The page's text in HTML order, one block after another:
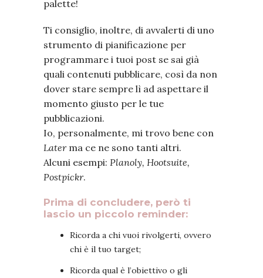
palette!
Ti consiglio, inoltre, di avvalerti di uno
strumento di pianificazione per
programmare i tuoi post se sai già
quali contenuti pubblicare, così da non
dover stare sempre lì ad aspettare il
momento giusto per le tue
pubblicazioni.
Io, personalmente, mi trovo bene con
Laterma ce ne sono tanti altri.
Alcuni esempi: Planoly, Hootsuite,
Postpickr.
Prima di concludere, però ti
lascio un piccolo reminder:
Ricorda a chi vuoi rivolgerti, ovvero
chi è il tuo target;
Ricorda qual è l’obiettivo o gli